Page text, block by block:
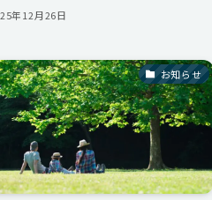
年12月26日
お知らせ